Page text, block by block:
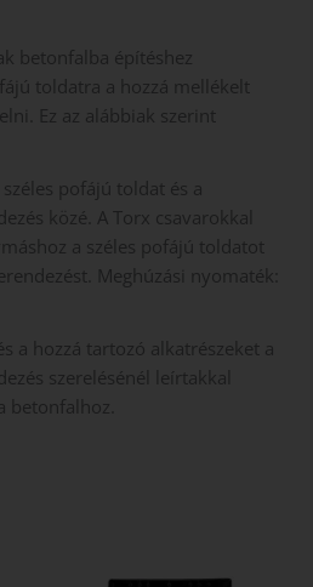
betonfalba építéshez
toldatra a hozzá mellékelt
Ez az alábbiak szerint
pofájú toldat és a
közé. A Torx csavarokkal
a széles pofájú toldatot
Meghúzási nyomaték:
a hozzá tartozó alkatrészeket a
szerelésénél leírtakkal
betonfalhoz.